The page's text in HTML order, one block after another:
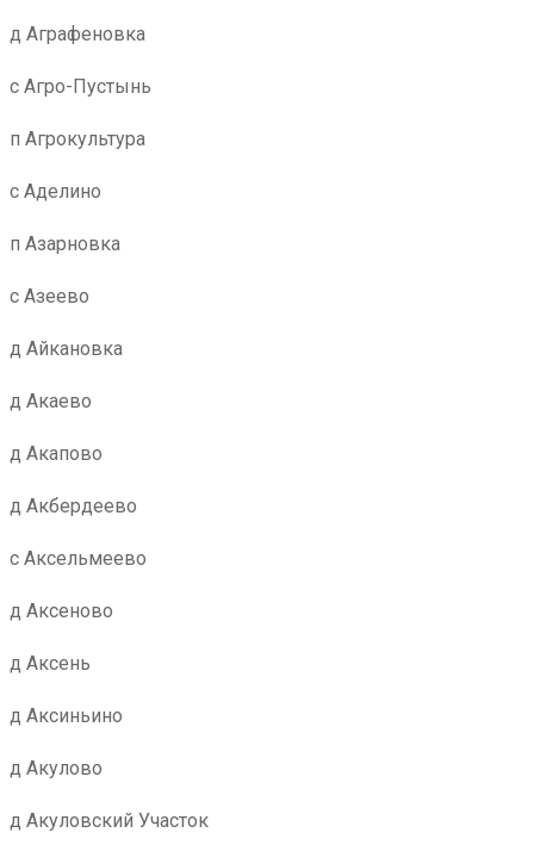
д Аграфеновка
с Агро-Пустынь
п Агрокультура
с Аделино
п Азарновка
с Азеево
д Айкановка
д Акаево
д Акапово
д Акбердеево
с Аксельмеево
д Аксеново
д Аксень
д Аксиньино
д Акулово
д Акуловский Участок